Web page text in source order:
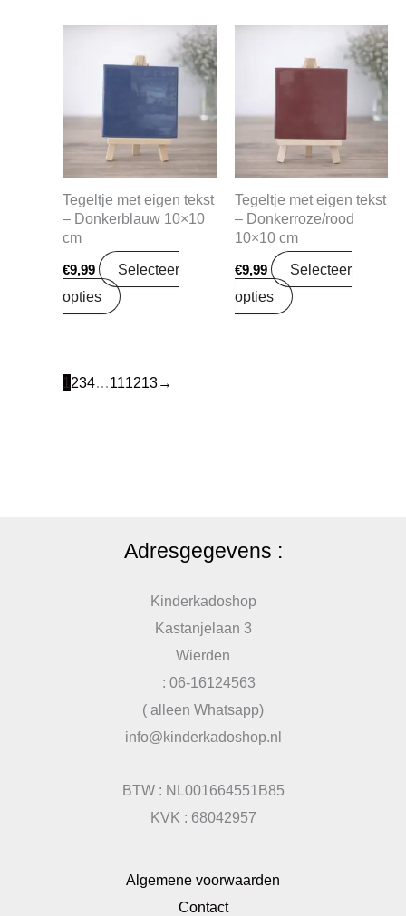
Tegeltje met eigen tekst
– Donkerblauw 10×10
cm
€9,99
Selecteer
opties
Tegeltje met eigen tekst
– Donkerroze/rood
10×10 cm
€9,99
Selecteer
opties
1 234…111213→
Adresgegevens :
Kinderkadoshop
Kastanjelaan 3
Wierden
: 06-16124563
( alleen Whatsapp)
info@kinderkadoshop.nl
BTW : NL001664551B85
KVK : 68042957
Algemene voorwaarden
Contact